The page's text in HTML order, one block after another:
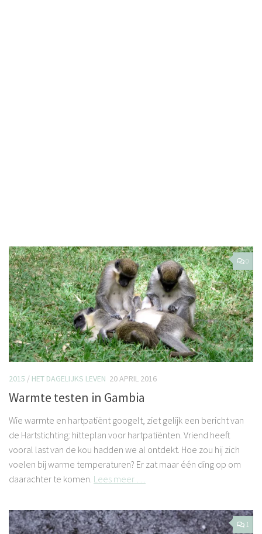
0
2015 / HET DAGELIJKS LEVEN 20 APRIL 2016
Warmte testen in Gambia
Wie warmte en hartpatiënt googelt, ziet gelijk een bericht van
de Hartstichting: hitteplan voor hartpatiënten. Vriend heeft
vooral last van de kou hadden we al ontdekt. Hoe zou hij zich
voelen bij warme temperaturen? Er zat maar één ding op om
daarachter te komen. Lees meer …
1